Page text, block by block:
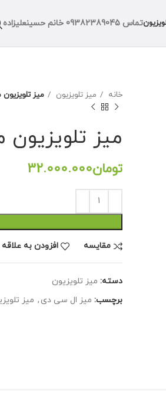
تماس 09382389045 خانم حسینعلیزاده
خانه میز تلویزیون میز
میز تلویزیون
تومان
مقايسه افزودن به
دسته: میز تلویزیون
برچسب: میز ال سی دی , میز